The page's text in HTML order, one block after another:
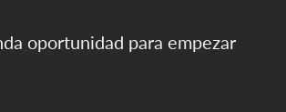
oportunidad para empezar